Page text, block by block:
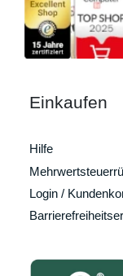
Einkaufen
Hilfe
Login /